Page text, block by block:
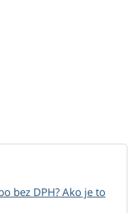
bez DPH? Ako je to